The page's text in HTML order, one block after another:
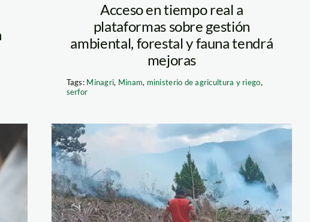
Acceso en tiempo real a
plataformas sobre gestión
ambiental, forestal y fauna tendrá
mejoras
Tags: Minagri, Minam, ministerio de agricultura y riego,
serfor
foto-pasco-
andina-incendio